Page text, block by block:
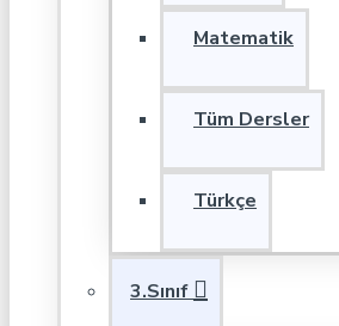
Matematik
Tüm Dersler
Türkçe
3.Sınıf